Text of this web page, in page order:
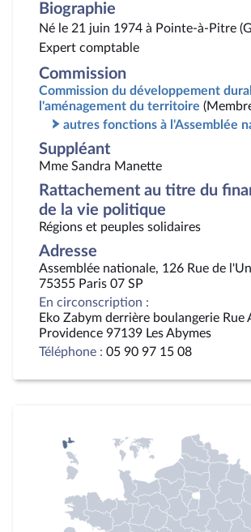
Biographie
Né le 21 juin 1974 à Pointe-à-Pitre
Expert comptable
Commission
Commission du développement
l'aménagement du territoire
autres fonctions à l'Assemblée
Suppléant
Mme Sandra Manette
Rattachement au titre du
de la vie politique
Régions et peuples solidaires
Adresse
Assemblée nationale, 126 Rue de
75355 Paris 07 SP
En circonscription :
Eko Zabym derrière boulangerie Rue
Providence 97139 Les Abymes
Téléphone : 05 90 97 15 08